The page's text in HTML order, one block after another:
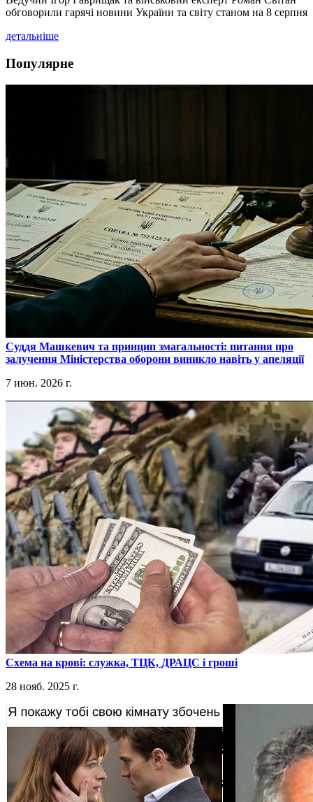
обговорили гарячі новини України та світу станом на 8 серпня
детальніше
Популярне
​Суддя Машкевич та принцип змагальності: питання про
залучення Міністерства оборони виникло навіть у апеляції
7 июн. 2026 г.
​Схема на крові: служка, ТЦК, ДРАЦС і гроші
28 нояб. 2025 г.